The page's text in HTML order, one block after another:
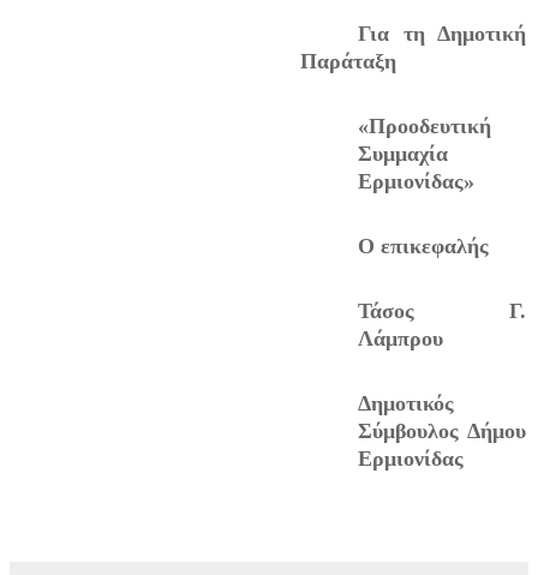
Για τη Δημοτική
Παράταξη
«Προοδευτική
Συμμαχία
Ερμιονίδας»
Ο επικεφαλής
Τάσος Γ.
Λάμπρου
Δημοτικός
Σύμβουλος Δήμου
Ερμιονίδας